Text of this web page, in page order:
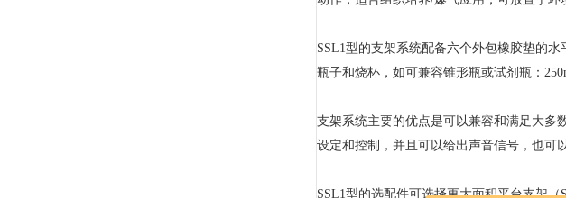
SSL1型的支架系统配备六个外包橡胶垫的
瓶子和烧杯，如可兼容锥形瓶或试剂瓶：
支架系统主要的优点是可以兼容和满足大多
设定和控制，并且可以给出声音信号，也可
SSL1型的选配件可选择更大面积平台支架（